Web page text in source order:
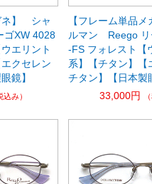
ネ】 シャ
XW 4028
エリント
クセレン
鏡】
込み）
【フレーム単品
ルマン Reego リ
-FS フォレスト【
系】【チタン】【
チタン】【日本製
33,000円